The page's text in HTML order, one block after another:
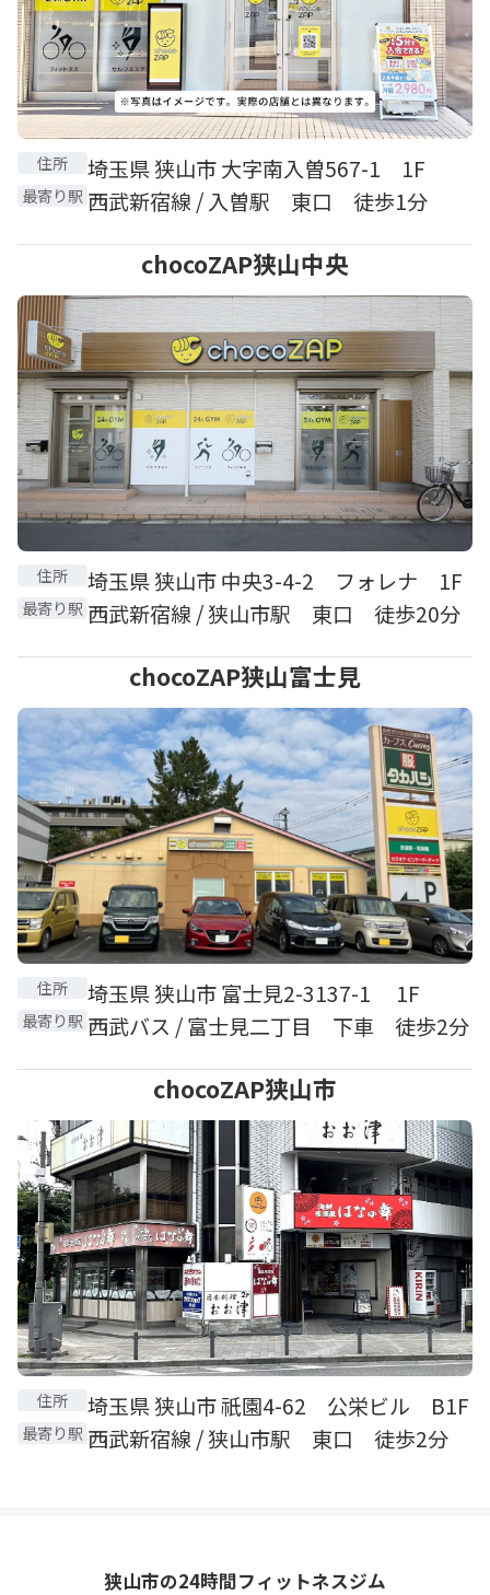
住所 埼玉県 狭山市 大字南入曽567-1 1F
最寄り駅 西武新宿線 / 入曽駅 東口 徒歩1分
chocoZAP狭山中央
住所 埼玉県 狭山市 中央3-4-2 フォレナ 1F
最寄り駅 西武新宿線 / 狭山市駅 東口 徒歩20分
chocoZAP狭山富士見
住所 埼玉県 狭山市 富士見2-3137-1 1F
最寄り駅 西武バス / 富士見二丁目 下車 徒歩2分
chocoZAP狭山市
住所 埼玉県 狭山市 祇園4-62 公栄ビル B1F
最寄り駅 西武新宿線 / 狭山市駅 東口 徒歩2分
狭山市の24時間フィットネスジム